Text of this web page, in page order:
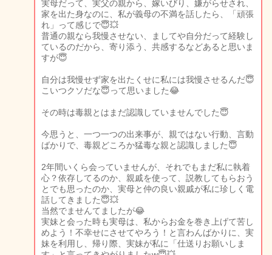
実母だって、実父の親から、嫁いびり、嫌がらせされ、
家を出た身なのに、私が義母の不満を話したら、「頑張
れ」って感じで😇💥
普通の親なら我慢させない、ましてや自分だって経験し
ているのだから、寄り添う、共感するなどあると思いま
すが😇
自分は我慢せず家を出たくせに私には我慢させるんだ😇
こいつクソだな😇って思いました😂
その時は毒親とはまだ認識していませんでした😇
今思うと、一つ一つの出来事が、親ではない行動、言動
ばかりで、毒親どころか猛毒な親と認識しました😇
2年間いくら会っていませんが、それでもまだ私に執着
心？依存してるのか、親戚を使って、説教してもらおう
とでも思ったのか、実母と仲の良い親戚が私に珍しく電
話してきました😇💥
当然でませんてましたが😂
実妹と会った時も実母は、私からお金を巻き上げて苦し
めよう！不幸せにさせてやろう！と言わんばかりに、実
妹を利用し、帰り際、実妹が私に「仕送りお願いしま